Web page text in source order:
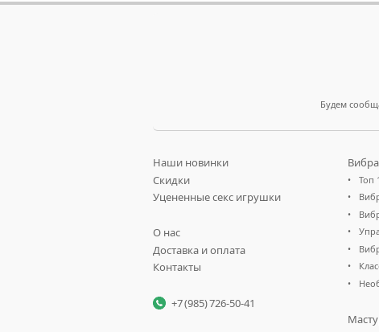
Будем
Наши новинки
Скидки
Уцененные секс игрушки
О нас
Доставка и оплата
Контакты
+7 (985) 726-50-41
Топ